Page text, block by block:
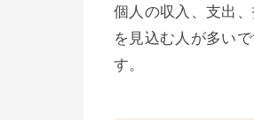
個人の収入、支出
を見込む人が多い
す。